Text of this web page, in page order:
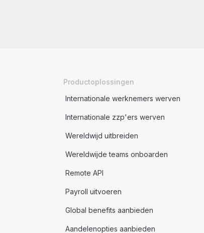
Productoplossingen
Internationale werknemers werven
Internationale zzp'ers werven
Wereldwijd uitbreiden
Wereldwijde teams onboarden
Remote API
Payroll uitvoeren
Global benefits aanbieden
Aandelenopties aanbieden